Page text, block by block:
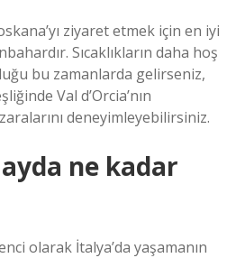
ziyaret etmek için en iyi
Sıcaklıkların daha hoş
bu zamanlarda gelirseniz,
Val d’Orcia’nın
deneyimleyebilirsiniz.
ne kadar
olarak İtalya’da yaşamanın